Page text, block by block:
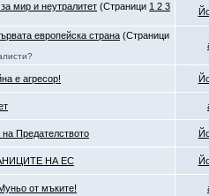
мир и неутралитет (Страници 123
европейска страна (Страници
е агресор!
на Предателството
НА ЕС
от мъките!